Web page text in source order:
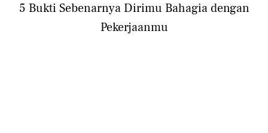
5 Bukti Sebenarnya Dirimu Bahagia dengan
Pekerjaanmu